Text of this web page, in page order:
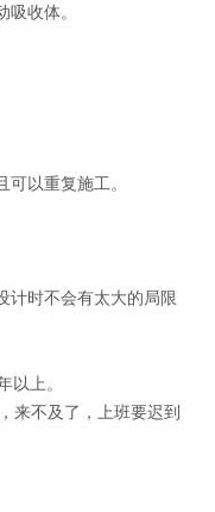
收体。
以重复施工。
计时不会有太大的局限
上。
来不及了，上班要迟到